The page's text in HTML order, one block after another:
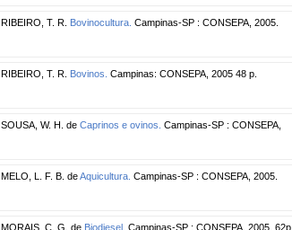
RIBEIRO, T. R. Bovinocultura. Campinas-SP : CONSEPA, 2005.
RIBEIRO, T. R. Bovinos. Campinas: CONSEPA, 2005 48 p.
SOUSA, W. H. de Caprinos e ovinos. Campinas-SP : CONSEPA,
MELO, L. F. B. deAquicultura. Campinas-SP : CONSEPA, 2005.
MORAIS, C. G. de Biodiesel. Campinas-SP : CONSEPA, 2005. 62p.